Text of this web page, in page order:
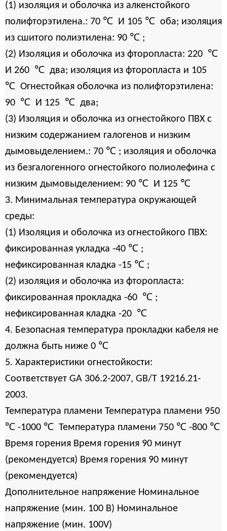
(1) изоляция и оболочка из алкенстойкого
полифторэтилена.: 70 ℃ И 105 ℃ оба; изоляция
из сшитого полиэтилена: 90 ℃ ;
(2) Изоляция и оболочка из фторопласта: 220 ℃
И 260 ℃ два; изоляция из фторопласта и 105
℃ Огнестойкая оболочка из полифторэтилена:
90 ℃ И 125 ℃ два;
(3) Изоляция и оболочка из огнестойкого ПВХ с
низким содержанием галогенов и низким
дымовыделением.: 70 ℃ ; изоляция и оболочка
из безгалогенного огнестойкого полиолефина с
низким дымовыделением: 90 ℃ И 125 ℃
3. Минимальная температура окружающей
среды:
(1) Изоляция и оболочка из огнестойкого ПВХ:
фиксированная укладка -40 ℃ ;
нефиксированная кладка -15 ℃ ;
(2) изоляция и оболочка из фторопласта:
фиксированная прокладка -60 ℃ ;
нефиксированная кладка -20 ℃
4. Безопасная температура прокладки кабеля не
должна быть ниже 0 ℃
5. Характеристики огнестойкости:
Соответствует GA 306.2-2007, GB/T 19216.21-
2003.
Температура пламени Температура пламени 950
℃ -1000 ℃ Температура пламени 750 ℃ -800 ℃
Время горения Время горения 90 минут
(рекомендуется) Время горения 90 минут
(рекомендуется)
Дополнительное напряжение Номинальное
напряжение (мин. 100 В) Номинальное
напряжение (мин. 100V)